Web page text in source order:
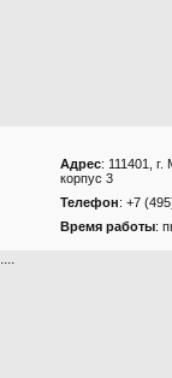
Адрес: 111401, г.
корпус 3
Телефон: +7
Время работы:
....